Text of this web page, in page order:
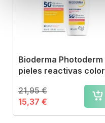
Bioderma Photoderm
pieles reactivas color
15,37 €
21,95 €